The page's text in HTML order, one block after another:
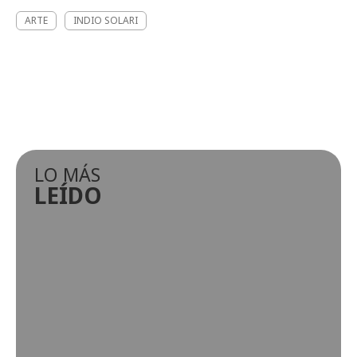
ARTE INDIO SOLARI
LO MÁS
LEÍDO